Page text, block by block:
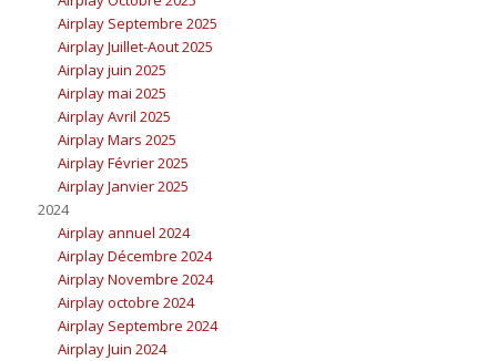
Airplay Septembre 2025
Airplay Juillet-Aout 2025
Airplay juin 2025
Airplay mai 2025
Airplay Avril 2025
Airplay Mars 2025
Airplay Février 2025
Airplay Janvier 2025
2024
Airplay annuel 2024
Airplay Décembre 2024
Airplay Novembre 2024
Airplay octobre 2024
Airplay Septembre 2024
Airplay Juin 2024